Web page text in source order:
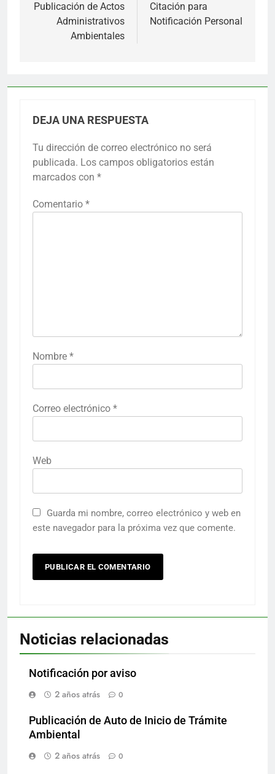
de
entradas
Publicación de Actos
Administrativos
Ambientales
Citación para
Notificación Personal
DEJA UNA RESPUESTA
Tu dirección de correo electrónico no será
publicada. Los campos obligatorios están
marcados con *
Comentario *
Nombre *
Correo electrónico *
Web
Guarda mi nombre, correo electrónico y web en
este navegador para la próxima vez que comente.
Noticias relacionadas
Notificación por aviso
2 años atrás
0
Publicación de Auto de Inicio de Trámite
Ambiental
2 años atrás
0